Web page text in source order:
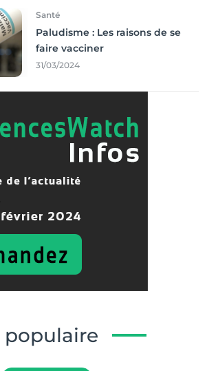
Santé
Paludisme : Les raisons de se
faire vacciner
31/03/2024